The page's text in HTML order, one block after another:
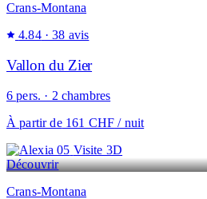
Crans-Montana
4.84 · 38 avis
Vallon du Zier
6 pers. · 2 chambres
À partir de161 CHF / nuit
Visite 3D
Découvrir
Crans-Montana